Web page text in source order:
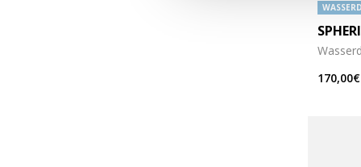
170,00€